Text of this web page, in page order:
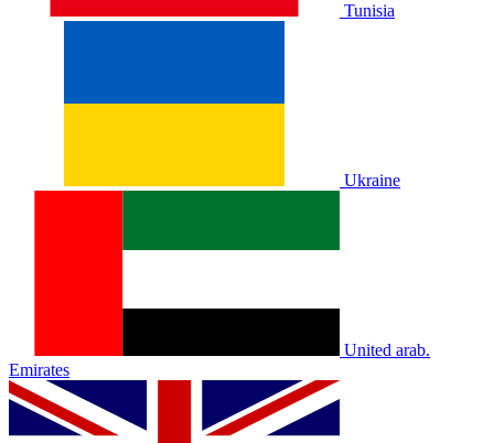
Tunisia
Ukraine
United arab.
Emirates